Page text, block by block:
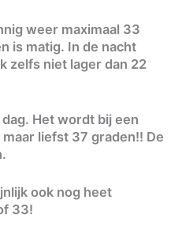
weer maximaal 33
is matig. In de nacht
zelfs niet lager dan 22
Het wordt bij een
liefst 37 graden!! De
ook nog heet
33!